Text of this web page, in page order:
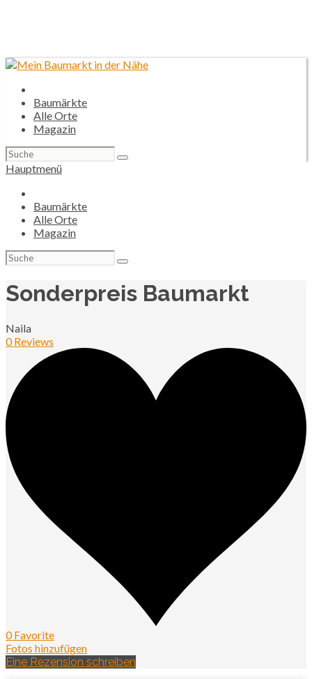
Baumärkte
Alle Orte
Magazin
Suchen
nach:
Hauptmenü
Baumärkte
Alle Orte
Magazin
Suchen
nach:
Sonderpreis Baumarkt
Naila
0 Reviews
0 Favorite
Fotos hinzufügen
Eine Rezension schreiben